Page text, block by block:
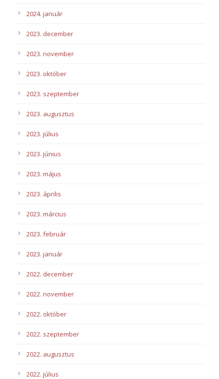
2024. január
2023. december
2023. november
2023. október
2023. szeptember
2023. augusztus
2023. július
2023. június
2023. május
2023. április
2023. március
2023. február
2023. január
2022. december
2022. november
2022. október
2022. szeptember
2022. augusztus
2022. július